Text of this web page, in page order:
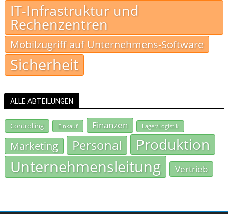
IT-Infrastruktur und
Rechenzentren
Mobilzugriff auf Unternehmens-Software
Sicherheit
ALLE ABTEILUNGEN
Controlling Einkauf Finanzen Lager/Logistik
Marketing Personal Produktion
Unternehmensleitung Vertrieb